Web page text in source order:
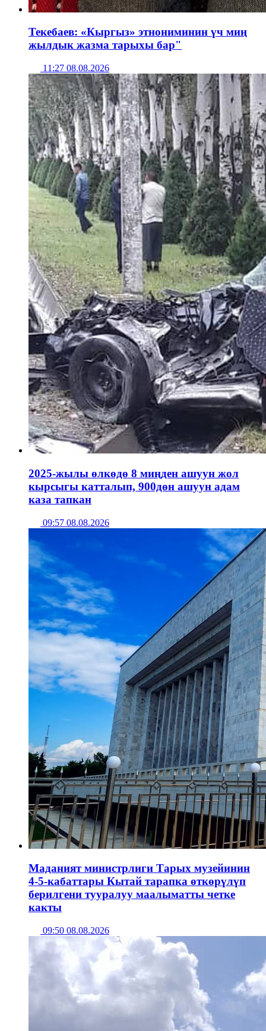
Текебаев: «Кыргыз» этнониминин үч миң
жылдык жазма тарыхы бар"
11:27 08.08.2026
2025-жылы өлкөдө 8 миңден ашуун жол
кырсыгы катталып, 900дөн ашуун адам
каза тапкан
09:57 08.08.2026
Маданият министрлиги Тарых музейинин
4-5-кабаттары Кытай тарапка өткөрүлүп
берилгени тууралуу маалыматты четке
какты
09:50 08.08.2026